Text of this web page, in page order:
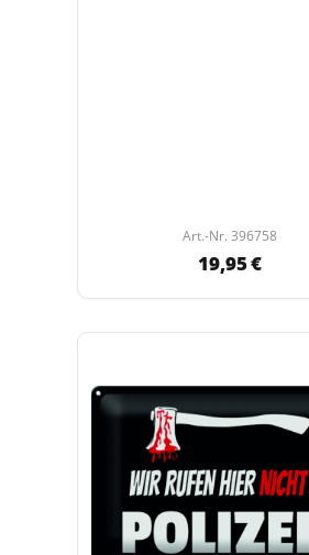
Art.-Nr. 396758
19,95 €